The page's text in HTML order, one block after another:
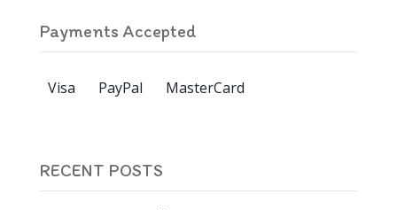
Payments Accepted
Visa PayPal MasterCard
RECENT POSTS